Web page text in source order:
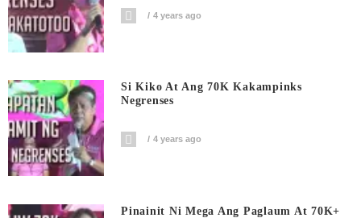
4 years ago
Si Kiko At Ang 70K Kakampinks
Negrenses
4 years ago
Pinainit Ni Mega Ang Paglaum At 70K+